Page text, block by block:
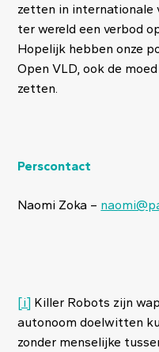
zetten in internationale
ter wereld een verbod
Hopelijk hebben onze
Open VLD, ook de
zetten.
Perscontact
Naomi Zoka –
[i] Killer Robots zijn
autonoom doelwitten
zonder menselijke